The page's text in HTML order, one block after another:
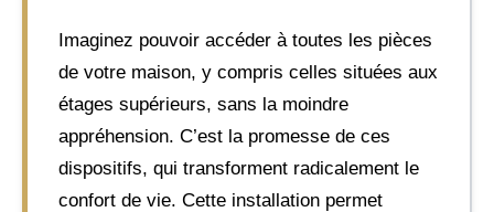
Imaginez pouvoir accéder à toutes les pièces
de votre maison, y compris celles situées aux
étages supérieurs, sans la moindre
appréhension. C’est la promesse de ces
dispositifs, qui transforment radicalement le
confort de vie. Cette installation permet